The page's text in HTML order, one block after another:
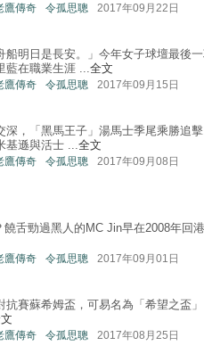
鷹傳奇 令孤思聰 2017年09月22日
船明日是長安。」今年女子球壇最後
藍在職業生涯 ...全文
鷹傳奇 令孤思聰 2017年09月15日
深，「黑馬王子」湯馬士季尾乘勝追
基遜與活士 ...全文
鷹傳奇 令孤思聰 2017年09月08日
舌勁過黑人的MC Jin早在2008年回
鷹傳奇 令孤思聰 2017年09月01日
抗賽蘇希姆盃，可易名為「希望之盃
鷹傳奇 令孤思聰 2017年08月25日